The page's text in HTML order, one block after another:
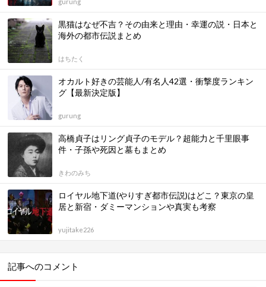
黒猫はなぜ不吉？その由来と理由・幸運の説・日本と
海外の都市伝説まとめ
はちたく
オカルト好きの芸能人/有名人42選・衝撃度ランキン
グ【最新決定版】
gurung
高橋貞子はリング貞子のモデル？超能力と千里眼事
件・子孫や死因と墓もまとめ
きわのみち
ロイヤル地下道(やりすぎ都市伝説)はどこ？東京の皇
居と新宿・ダミーマンションや真実も考察
yujitake226
記事へのコメント